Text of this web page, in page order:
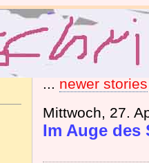
... newer stories
Mittwoch, 27.
Im Auge des